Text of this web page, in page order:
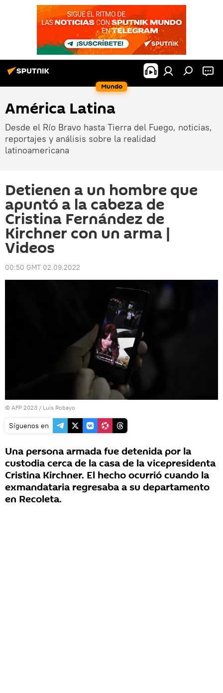
Mundo
América Latina
Desde el Río Bravo hasta Tierra del Fuego, noticias,
reportajes y análisis sobre la realidad
latinoamericana
Detienen a un hombre que
apuntó a la cabeza de
Cristina Fernández de
Kirchner con un arma |
Videos
00:50 GMT 02.09.2022
© AFP 2023 / Luis Robayo
Síguenos en
Una persona armada fue detenida por la
custodia cerca de la casa de la vicepresidenta
Cristina Kirchner. El hecho ocurrió cuando la
exmandataria regresaba a su departamento
en Recoleta.